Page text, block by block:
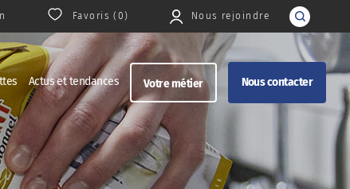
Favoris ( 0 ) Nous rejoindre
Actus et tendances Votre métier Nous contacter